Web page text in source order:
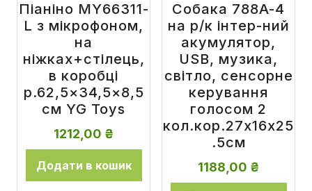
Піаніно MY66311-
L з мікрофоном,
на
ніжках+стілець,
в коробці
р.62,5×34,5×8,5
см YG Toys
1212,00 ₴
Додати в кошик
Собака 788A-4
на р/к інтер-ний
акумулятор,
USB, музика,
світло, сенсорне
керування
голосом 2
кол.кор.27x16x25
.5см
1188,00 ₴